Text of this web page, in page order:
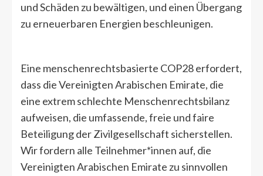
und Schäden zu bewältigen, und einen Übergang
zu erneuerbaren Energien beschleunigen.
Eine menschenrechtsbasierte COP28 erfordert,
dass die Vereinigten Arabischen Emirate, die
eine extrem schlechte Menschenrechtsbilanz
aufweisen, die umfassende, freie und faire
Beteiligung der Zivilgesellschaft sicherstellen.
Wir fordern alle Teilnehmer*innen auf, die
Vereinigten Arabischen Emirate zu sinnvollen